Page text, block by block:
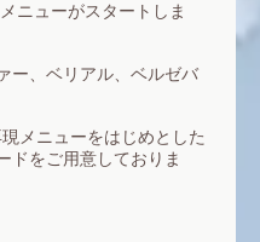
ニューがスタートしま
ー、ベリアル、ベルゼバ
メニューをはじめとした
ドをご用意しておりま